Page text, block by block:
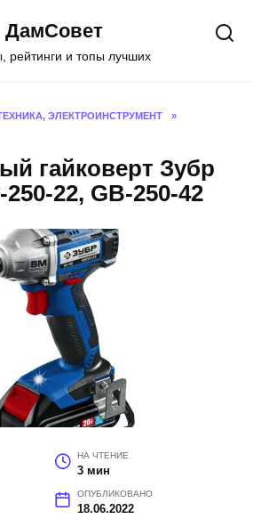
ДамСовет
рейтинги и топы лучших
ЭЛЕКТРОИНСТРУМЕНТ
»
гайковерт Зубр
22, GB-250-42
НА ЧТЕНИЕ
3 мин
ОПУБЛИКОВАНО
18.06.2022